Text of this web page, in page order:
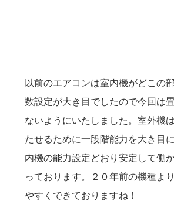
以前のエアコンは室内機がどこの
数設定が大き目でしたので今回は
ないようにいたしました。室外機
たせるために一段階能力を大き目
内機の能力設定どおり安定して働
っております。２０年前の機種よ
やすくできておりますね！